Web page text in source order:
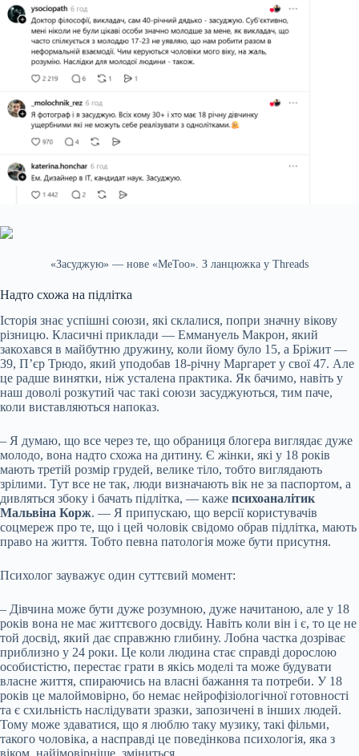
«Засуджую» — нове «MeToo». З ланцюжка у Threads
Надто схожа на підлітка
Історія знає успішні союзи, які склалися, попри значну вікову
різницю. Класичні приклади — Еммануель Макрон, який
закохався в майбутню дружину, коли йому було 15, а Бріжит —
39, П’єр Трюдо, який уподобав 18-річну Маргарет у свої 47. Але
це радше винятки, ніж усталена практика. Як бачимо, навіть у
наш доволі розкутий час такі союзи засуджуються, тим паче,
коли виставляються напоказ.
– Я думаю, що все через те, що обраниця блогера виглядає дуже
молодо, вона надто схожа на дитину. Є жінки, які у 18 років
мають третій розмір грудей, велике тіло, тобто виглядають
зрілими. Тут все не так, люди визначають вік не за паспортом, а
дивляться збоку і бачать підлітка, — каже психоаналітик
Мальвіна Корж. — Я припускаю, що версії користувачів
соцмереж про те, що і цей чоловік свідомо обрав підлітка, мають
право на життя. Тобто певна патологія може бути присутня.
Психолог зауважує один суттєвий момент:
– Дівчина може бути дуже розумною, дуже начитаною, але у 18
років вона не має життєвого досвіду. Навіть коли він і є, то це не
той досвід, який дає справжню глибину. Лобна частка дозріває
приблизно у 24 роки. Це коли людина стає справді дорослою
особистістю, перестає грати в якісь моделі та може будувати
власне життя, спираючись на власні бажання та потреби. У 18
років це малоймовірно, бо немає нейрофізіологічної готовності
та є схильність наслідувати зразки, запозичені в інших людей.
Тому може здаватися, що я люблю таку музику, такі фільми,
такого чоловіка, а насправді це поведінкова психологія, яка з